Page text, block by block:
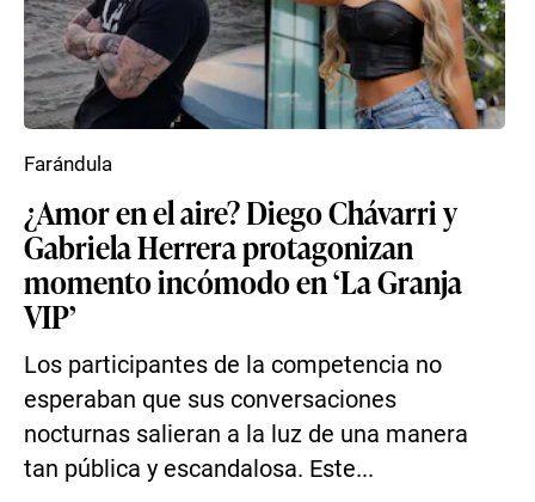
¿Amor en el aire? Diego Chávarri y
Gabriela Herrera protagonizan
momento incómodo en ‘La Granja
VIP’
Los participantes de la competencia no
esperaban que sus conversaciones
nocturnas salieran a la luz de una manera
tan pública y escandalosa. Este...
Farándula